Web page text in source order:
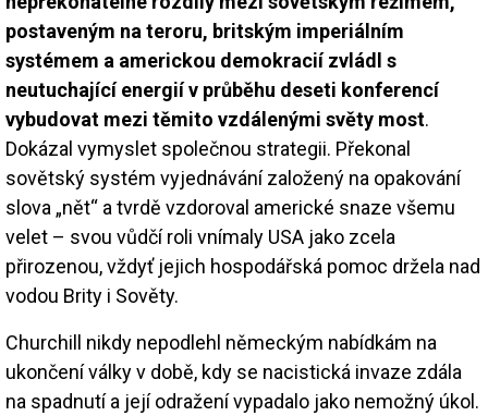
postaveným na teroru, britským imperiálním
systémem a americkou demokracií zvládl s
neutuchající energií v průběhu deseti konferencí
vybudovat mezi těmito vzdálenými světy most.
Dokázal vymyslet společnou strategii. Překonal
sovětský systém vyjednávání založený na opakování
slova „nět“ a tvrdě vzdoroval americké snaze všemu
velet – svou vůdčí roli vnímaly USA jako zcela
přirozenou, vždyť jejich hospodářská pomoc držela nad
vodou Brity i Sověty.
Churchill nikdy nepodlehl německým nabídkám na
ukončení války v době, kdy se nacistická invaze zdála
na spadnutí a její odražení vypadalo jako nemožný úkol.